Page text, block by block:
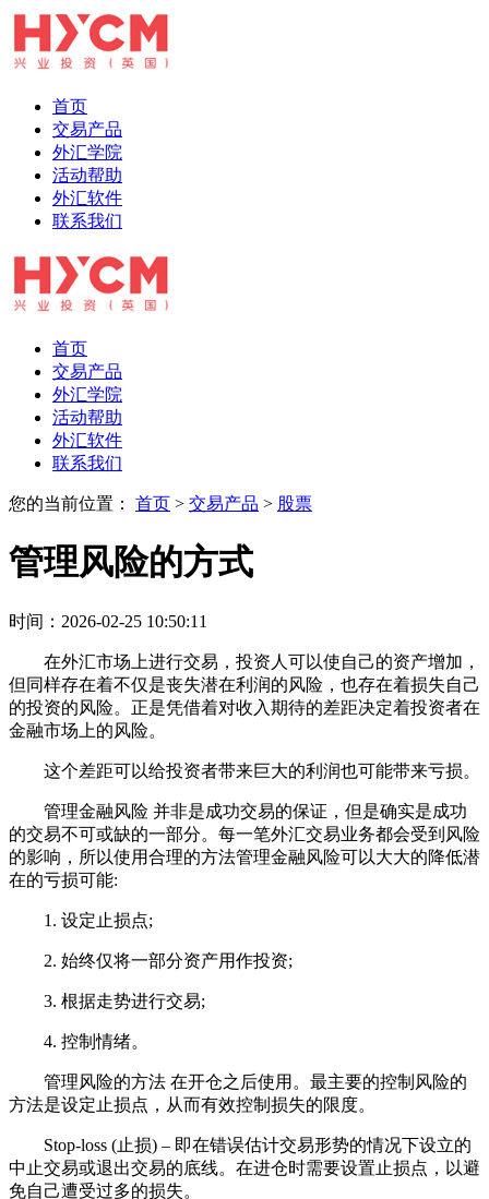
首页
交易产品
外汇学院
活动帮助
外汇软件
联系我们
首页
交易产品
外汇学院
活动帮助
外汇软件
联系我们
您的当前位置： 首页 > 交易产品 > 股票
管理风险的方式
时间：2026-02-25 10:50:11
在外汇市场上进行交易，投资人可以使自己的资产增加，
但同样存在着不仅是丧失潜在利润的风险，也存在着损失自己
的投资的风险。正是凭借着对收入期待的差距决定着投资者在
金融市场上的风险。
这个差距可以给投资者带来巨大的利润也可能带来亏损。
管理金融风险 并非是成功交易的保证，但是确实是成功
的交易不可或缺的一部分。每一笔外汇交易业务都会受到风险
的影响，所以使用合理的方法管理金融风险可以大大的降低潜
在的亏损可能:
1. 设定止损点;
2. 始终仅将一部分资产用作投资;
3. 根据走势进行交易;
4. 控制情绪。
管理风险的方法 在开仓之后使用。最主要的控制风险的
方法是设定止损点，从而有效控制损失的限度。
Stop-loss (止损) – 即在错误估计交易形势的情况下设立的
中止交易或退出交易的底线。在进仓时需要设置止损点，以避
免自己遭受过多的损失。